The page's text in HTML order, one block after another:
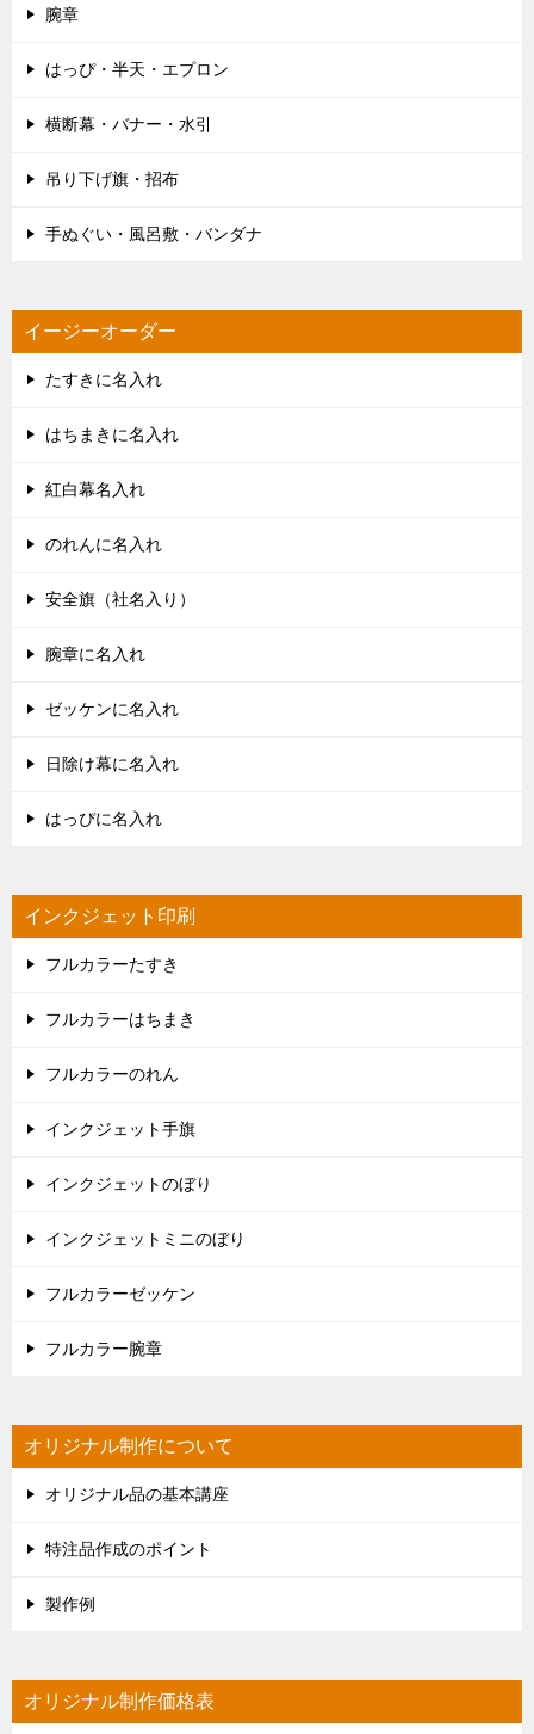
腕章
はっぴ・半天・エプロン
横断幕・バナー・水引
吊り下げ旗・招布
手ぬぐい・風呂敷・バンダナ
イージーオーダー
たすきに名入れ
はちまきに名入れ
紅白幕名入れ
のれんに名入れ
安全旗（社名入り）
腕章に名入れ
ゼッケンに名入れ
日除け幕に名入れ
はっぴに名入れ
インクジェット印刷
フルカラーたすき
フルカラーはちまき
フルカラーのれん
インクジェット手旗
インクジェットのぼり
インクジェットミニのぼり
フルカラーゼッケン
フルカラー腕章
オリジナル制作について
オリジナル品の基本講座
特注品作成のポイント
製作例
オリジナル制作価格表